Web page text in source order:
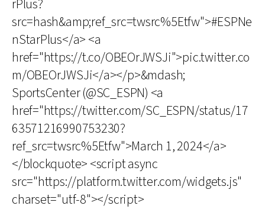
rPlus?
src=hash&amp;ref_src=twsrc%5Etfw">#ESPNe
nStarPlus</a> <a
href="https://t.co/OBEOrJWSJi">pic.twitter.co
m/OBEOrJWSJi</a></p>&mdash;
SportsCenter (@SC_ESPN) <a
href="https://twitter.com/SC_ESPN/status/17
63571216990753230?
ref_src=twsrc%5Etfw">March 1, 2024</a>
</blockquote> <script async
src="https://platform.twitter.com/widgets.js"
charset="utf-8"></script>